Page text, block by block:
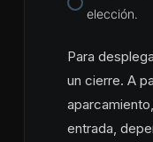
elección.
Para
un cierre. A
entrada,